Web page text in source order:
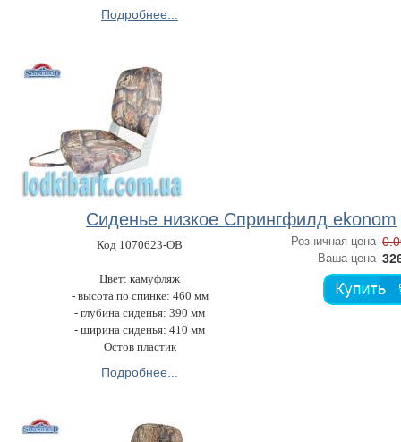
Подробнее...
Сиденье низкое Спрингфилд ekonom
Код 1070623-OB
Цвет: камуфляж
- высота по спинке: 460 мм
- глубина сиденья: 390 мм
- ширина сиденья: 410 мм
Остов пластик
Подробнее...
Розничная цена
Ваша цена